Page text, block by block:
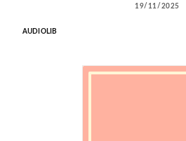
19/11/2025
AUDIOLIB